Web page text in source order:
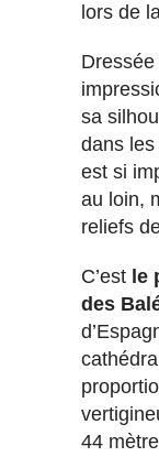
lors de
sa
dans
est si
au loin,
reliefs
C’est le
des
44